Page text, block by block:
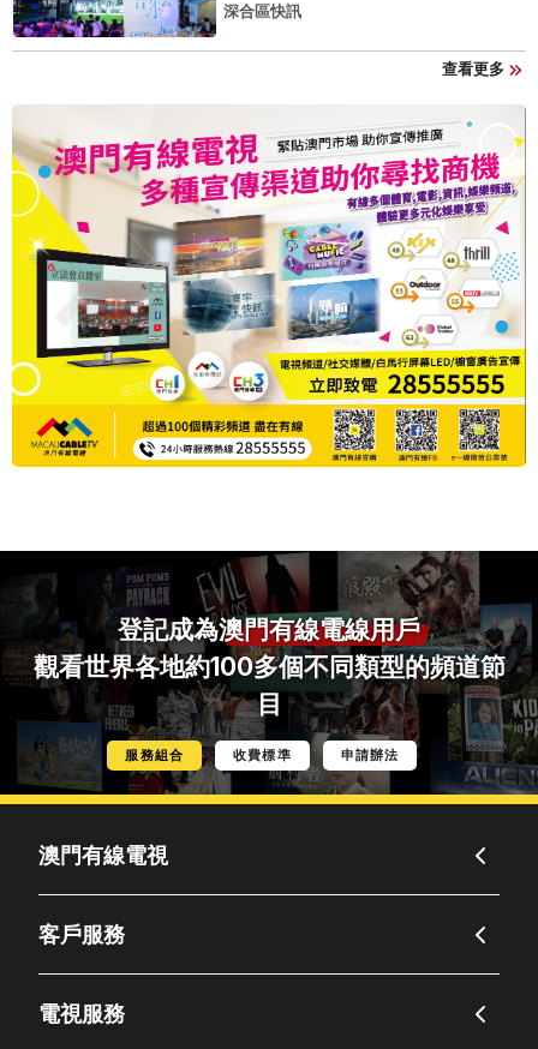
深合區快訊
查看更多
登記成為澳門有線電線用戶
觀看世界各地約100多個不同類型的頻道節
目
服務組合 收費標準 申請辦法
澳門有線電視
客戶服務
電視服務